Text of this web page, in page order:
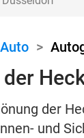
>
der
und